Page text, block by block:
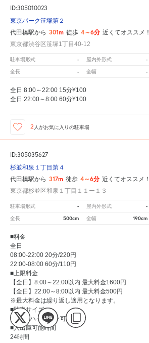
ID:305010023
東京パーク笹塚第２
代田橋駅から 301m 徒歩 4～6分 近くてオススメ！
東京都渋谷区笹塚1丁目40-12
駐車場形式 - 屋内外形式 -
全長 - 全幅 -
全日 8:00～22:00 15分¥100
全日 22:00～8:00 60分¥100
2 人がお気に入りの駐車場
ID:305035627
杉並和泉１丁目第４
代田橋駅から 317m 徒歩 4～6分 近くてオススメ！
東京都杉並区和泉１丁目１１ー１３
駐車場形式 - 屋内外形式 -
全長 500cm 全幅 190cm
■料金
全日
08:00-22:00 20分/220円
22:00-08:00 60分/110円
■上限料金
【全日】8:00～22:00以内 最大料金1600円
【全日】22:00～8:00以内 最大料金500円
※最大料金は繰り返し適用となります。
■駐車サイズ
大型可 ハイルーフ可
■入出庫可能時間
24時間